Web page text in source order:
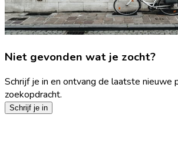
Niet gevonden wat je zocht?
Schrijf je in en ontvang de laatste nieuwe
zoekopdracht.
Schrijf je in